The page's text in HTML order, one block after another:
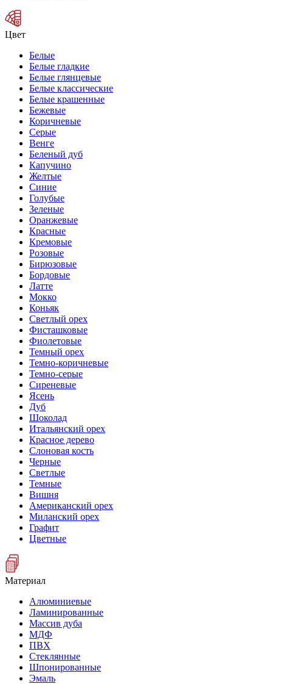
Цвет
Белые
Белые гладкие
Белые глянцевые
Белые классические
Белые крашенные
Бежевые
Коричневые
Серые
Венге
Беленый дуб
Капучино
Желтые
Синие
Голубые
Зеленые
Оранжевые
Красные
Кремовые
Розовые
Бирюзовые
Бордовые
Латте
Мокко
Коньяк
Светлый орех
Фисташковые
Фиолетовые
Темный орех
Темно-коричневые
Темно-серые
Сиреневые
Ясень
Дуб
Шоколад
Итальянский орех
Красное дерево
Слоновая кость
Черные
Светлые
Темные
Вишня
Американский орех
Миланский орех
Графит
Цветные
Материал
Алюминиевые
Ламинированные
Массив дуба
МДФ
ПВХ
Стеклянные
Шпонированные
Эмаль